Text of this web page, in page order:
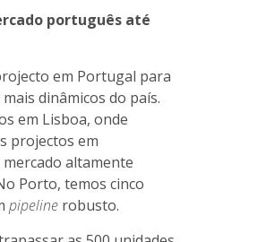
português até
em Portugal para
dinâmicos do país.
em Lisboa, onde
projectos em
altamente
Porto, temos cinco
pipeline robusto.